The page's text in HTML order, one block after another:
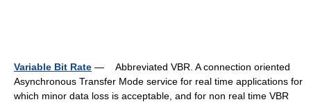
Variable Bit Rate — Abbreviated VBR. A connection oriented
Asynchronous Transfer Mode service for real time applications for
which minor data loss is acceptable, and for non real time VBR